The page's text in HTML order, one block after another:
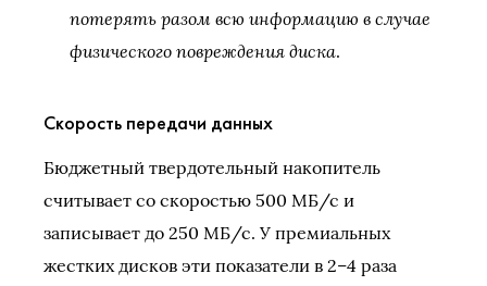
потерять разом всю информацию в случае
физического повреждения диска.
Скорость передачи данных
Бюджетный твердотельный накопитель
считывает со скоростью 500 МБ/с и
записывает до 250 МБ/с. У премиальных
жестких дисков эти показатели в 2–4 раза